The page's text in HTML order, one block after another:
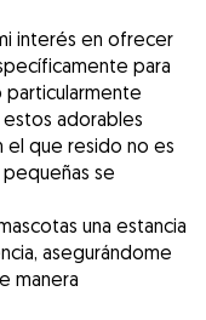
interés en ofrecer
para
particularmente
adorables
el que resido no es
se
una estancia
asegurándome
manera